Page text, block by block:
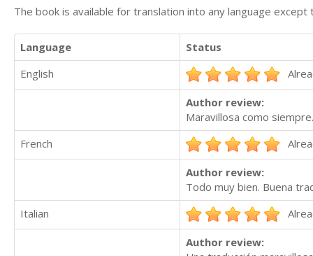
The book is available for translation into any language
Language
Status
English
Author review:
Maravillosa como
French
Author review:
Todo muy bien. Buena
Italian
Author review: